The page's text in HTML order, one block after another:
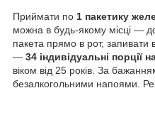
Приймати по 1 пакетику
можна в будь-якому місці —
пакета прямо в рот, запивати
— 34 індивідуальні порції
віком від 25 років. За
безалкогольними напоями.